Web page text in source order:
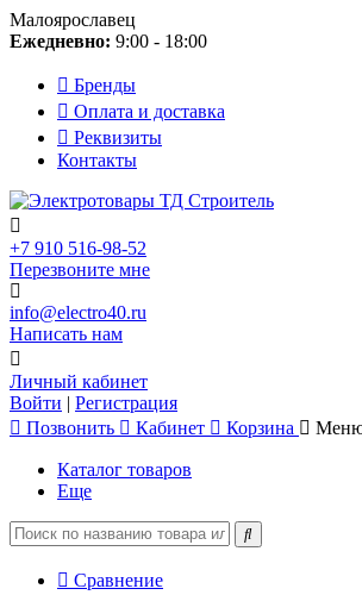
Малоярославец
Ежедневно: 9:00 - 18:00
Бренды
Оплата и доставка
Реквизиты
Контакты
+7 910 516-98-52
Перезвоните мне
info@electro40.ru
Написать нам
Личный кабинет
Войти | Регистрация
Позвонить
Кабинет Корзина
Каталог товаров
Еще
Сравнение